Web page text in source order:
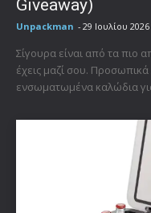
Giveaway)
Unpackman - 29 Ιουλίου 2026
Σίγουρα είναι από τα πιο
έχεις μαζί σου.
ενσωματωμένα καλώδια